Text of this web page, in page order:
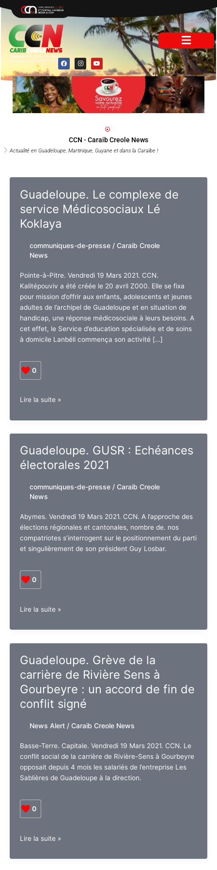
contenu
F
a
c
e
b
o
o
k
I
n
s
t
m
Y
o
u
t
b
e
Actualité en Guadeloupe, Martinique, Guyane et dans la Caraïbe !
CCN - Caraib Creole News
Guadeloupe. Le complexe de
service Médicosociaux Lé
Koklaya
communiques-de-presse/ Caraib Creole
News
Pointe-à-Pitre. Vendredi 19 Mars 2021. CCN.
Kalitépouviv a été créée le 20 avril Z000. Elle se fixa
pour mission d’offrir aux enfants, adolescents et jeunes
adultes de l’archipel de Guadeloupe et en situation de
handicap, une réponse médicosociale à leurs besoins. A
cet effet, le Service d’education spécialisée et de soins
à domicile Lanbéli commença son activité […]
0
Guadeloupe.
complexe
Médicosociaux
Lé
Lire la suite »
Guadeloupe. GUSR : Echéances
électorales 2021
communiques-de-presse/ Caraib Creole
News
Abymes. Vendredi 19 Mars 2021. CCN. A l’approche des
élections régionales et cantonales, nombre de. nos
compatriotes s’interrogent sur le positionnement du parti
et singulièrement de son président Guy Losbar.
0
Guadeloupe.
:
2021
Lire la suite »
Guadeloupe. Grève de la
carrière de Rivière Sens à
Gourbeyre : un accord de fin de
conflit signé
News Alert/ Caraib Creole News
Basse-Terre. Capitale. Vendredi 19 Mars 2021. CCN. Le
conflit social de la carrière de Rivière-Sens à Gourbeyre
opposait depuis 4 mois les salariés de l’entreprise Les
Sablières de Guadeloupe à la direction.
0
Guadeloupe.
de
Lire la suite »